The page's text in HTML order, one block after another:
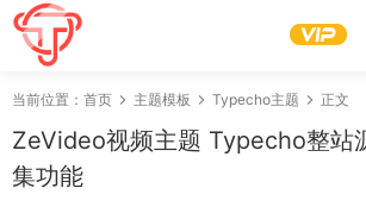
当前位置： 首页 主题模板 Typecho主题 正文
ZeVideo视频主题 Typecho整站
集功能